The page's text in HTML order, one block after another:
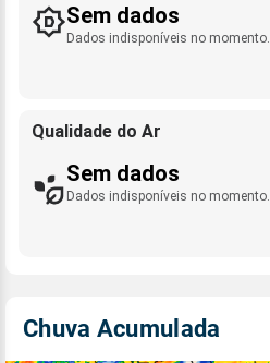
Sem dados
Dados indisponíveis no momento.
Qualidade do Ar
Sem dados
Dados indisponíveis no momento.
Chuva Acumulada